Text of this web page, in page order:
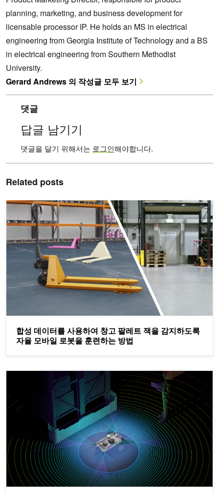
planning, marketing, and business development for
licensable processor IP. He holds an MS in electrical
engineering from Georgia Institute of Technology and a BS
in electrical engineering from Southern Methodist
University.
Gerard Andrews 의 작성글 모두 보기
댓글
답글 남기기
댓글을 달기 위해서는 로그인해야합니다.
Related posts
합성 데이터를 사용하여 창고 팔레트 잭을 감지하도록
자율 모바일 로봇을 훈련하는 방법
합성 데이터를 사용하여 창고 팔레트 잭을 감지하도록 자율 모바
NVIDIA Isaac 플랫폼의 고급 시뮬레이션 및 인식 도구로 AI 지원